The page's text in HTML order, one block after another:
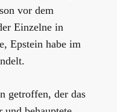
vor dem
Einzelne in
Epstein habe im
getroffen, der das